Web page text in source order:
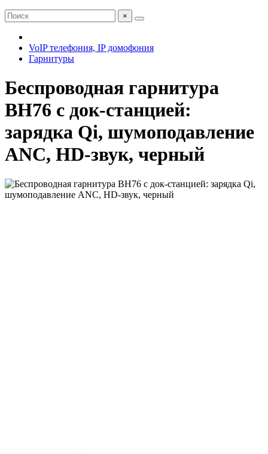
×
VoIP телефония, IP домофония
Гарнитуры
Беспроводная гарнитура
BH76 с док-станцией:
зарядка Qi, шумоподавление
ANC, HD-звук, черный